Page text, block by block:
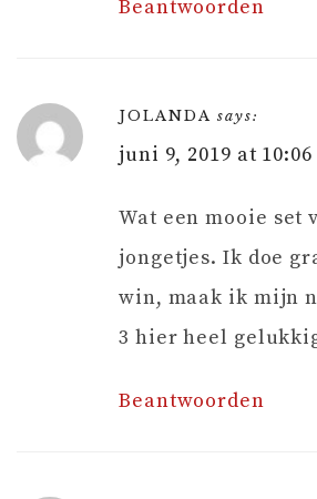
Beantwoorden
JOLANDA says:
juni 9, 2019 at
Wat een mooie set
jongetjes. Ik doe
win, maak ik mijn
3 hier heel
Beantwoorden